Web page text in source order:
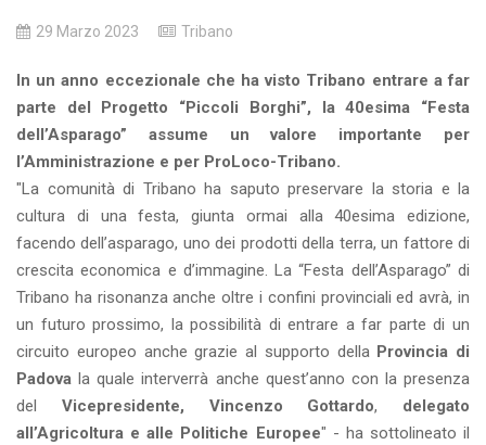
29 Marzo 2023 Tribano
In un anno eccezionale che ha visto Tribano entrare a far
parte del Progetto “Piccoli Borghi”, la 40esima “Festa
dell’Asparago” assume un valore importante per
l’Amministrazione e per ProLoco-Tribano.
"La comunità di Tribano ha saputo preservare la storia e la
cultura di una festa, giunta ormai alla 40esima edizione,
facendo dell’asparago, uno dei prodotti della terra, un fattore di
crescita economica e d’immagine. La “Festa dell’Asparago” di
Tribano ha risonanza anche oltre i confini provinciali ed avrà, in
un futuro prossimo, la possibilità di entrare a far parte di un
circuito europeo anche grazie al supporto della Provincia di
Padova la quale interverrà anche quest’anno con la presenza
del Vicepresidente, Vincenzo Gottardo, delegato
all’Agricoltura e alle Politiche Europee" - ha sottolineato il